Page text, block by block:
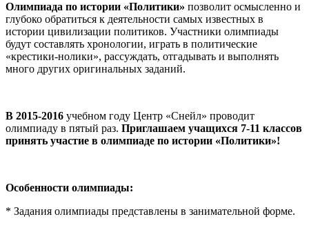
Олимпиада по истории «Политики» позволит осмысленно и
глубоко обратиться к деятельности самых известных в
истории цивилизации политиков. Участники олимпиады
будут составлять хронологии, играть в политические
«крестики-нолики», рассуждать, отгадывать и выполнять
много других оригинальных заданий.
В 2015-2016 учебном году Центр «Снейл» проводит
олимпиаду в пятый раз. Приглашаем учащихся 7-11 классов
принять участие в олимпиаде по истории «Политики»!
Особенности олимпиады:
* Задания олимпиады представлены в занимательной форме.